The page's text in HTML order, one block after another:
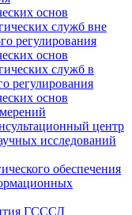
основ
служб вне
регулирования
основ
служб в
регулирования
основ
центр
исследований
обеспечения
ГСССД